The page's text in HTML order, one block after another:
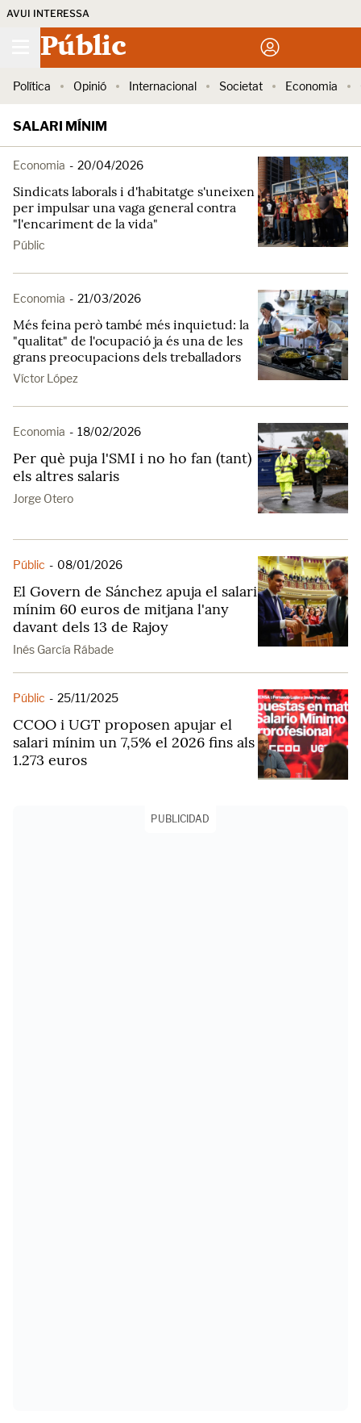
AVUI INTERESSA
Públic
Política Opinió Internacional Societat Economia
SALARI MÍNIM
Economia - 20/04/2026
Sindicats laborals i d'habitatge s'uneixen
per impulsar una vaga general contra
"l'encariment de la vida"
Públic
Economia - 21/03/2026
Més feina però també més inquietud: la
"qualitat" de l'ocupació ja és una de les
grans preocupacions dels treballadors
Víctor López
Economia - 18/02/2026
Per què puja l'SMI i no ho fan (tant)
els altres salaris
Jorge Otero
Públic - 08/01/2026
El Govern de Sánchez apuja el salari
mínim 60 euros de mitjana l'any
davant dels 13 de Rajoy
Inés García Rábade
Públic - 25/11/2025
CCOO i UGT proposen apujar el
salari mínim un 7,5% el 2026 fins als
1.273 euros
PUBLICIDAD